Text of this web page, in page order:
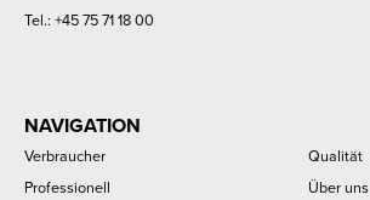
Tel.: +45 75 71 18 00
NAVIGATION
Verbraucher
Professionell
Qualität
Über uns